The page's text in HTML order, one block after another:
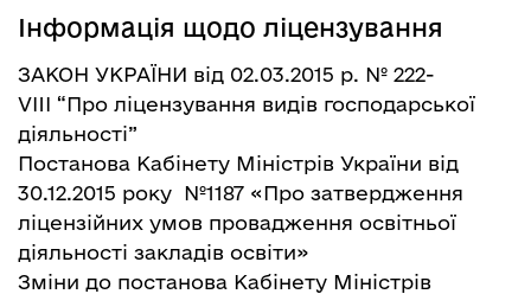
Інформація щодо ліцензування
ЗАКОН УКРАЇНИ від 02.03.2015 р. № 222-
VIII “Про ліцензування видів господарської
діяльності”
Постанова Кабінету Міністрів України від
30.12.2015 року №1187 «Про затвердження
ліцензійних умов провадження освітньої
діяльності закладів освіти»
Зміни до постанова Кабінету Міністрів